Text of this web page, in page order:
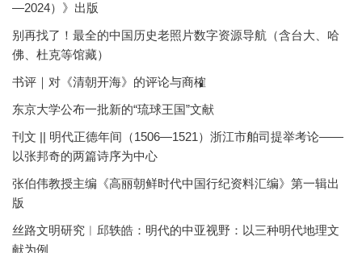
—2024）》出版
别再找了！最全的中国历史老照片数字资源导航（含台大、哈
佛、杜克等馆藏）
书评｜对《清朝开海》的评论与商榷
东京大学公布一批新的“琉球王国”文献
刊文 || 明代正德年间（1506—1521）浙江市舶司提举考论——
以张邦奇的两篇诗序为中心
张伯伟教授主编《高丽朝鲜时代中国行纪资料汇编》第一辑出
版
丝路文明研究︱邱轶皓：明代的中亚视野：以三种明代地理文
献为例